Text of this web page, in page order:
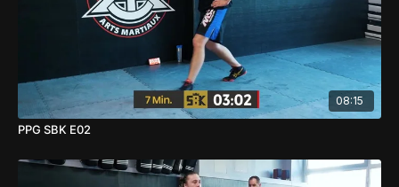
08:15
PPG SBK E02